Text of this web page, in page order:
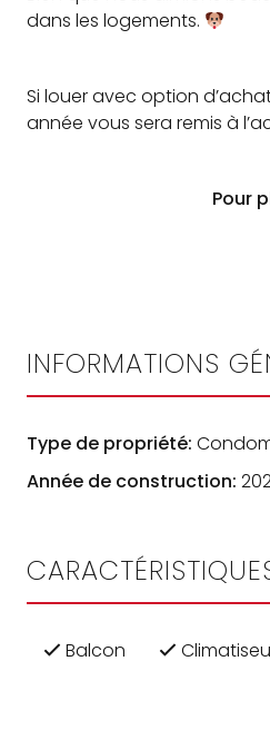
dans les logements.
Si louer avec option
année vous sera remis à
Pour
INFORMATIONS
Type de propriété:
Année de construction:
Balcon